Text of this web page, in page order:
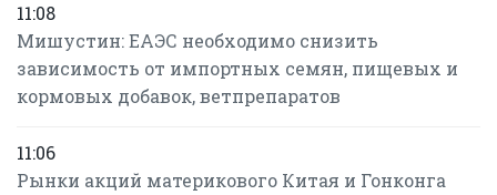
11:08
Мишустин: ЕАЭС необходимо снизить
зависимость от импортных семян, пищевых и
кормовых добавок, ветпрепаратов
11:06
Рынки акций материкового Китая и Гонконга